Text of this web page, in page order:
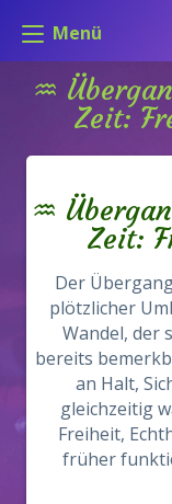
Menü
♒
Zeit:
♒
Zeit:
Der
plötzlicher
Wandel, der
bereits
an Halt,
gleichzeitig
Freiheit,
früher